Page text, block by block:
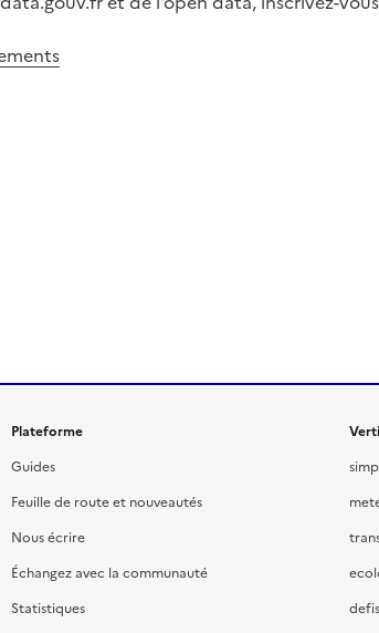
Plateforme
Guides
Feuille de route et nouveautés
Nous écrire
Échangez avec la communauté
Statistiques